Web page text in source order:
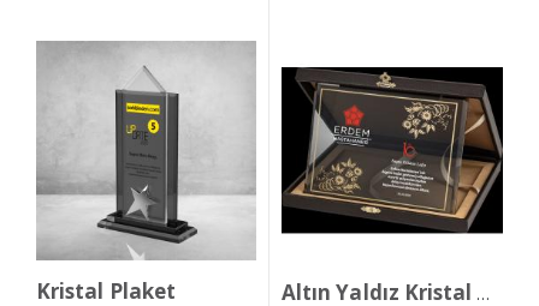
Kristal Plaket Altın Yaldız Kristal Plaket